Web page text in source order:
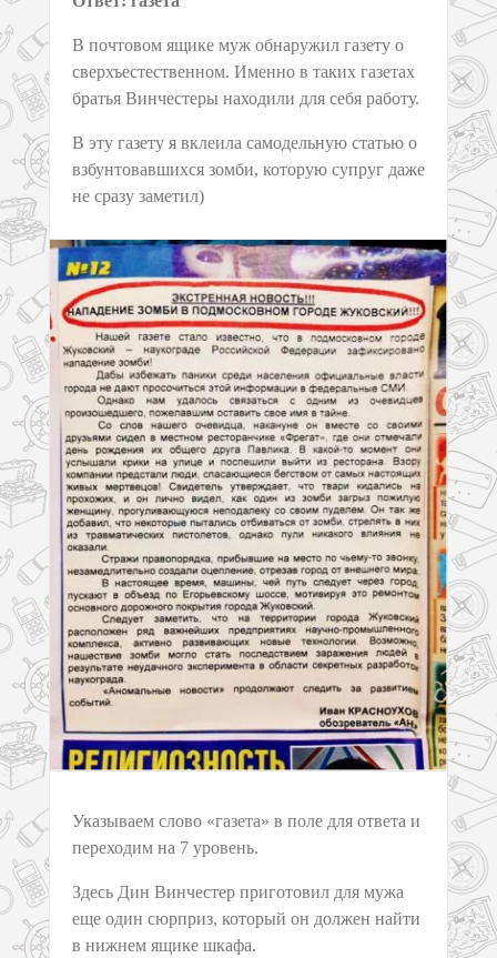
В почтовом ящике муж обнаружил газету о
сверхъестественном. Именно в таких газетах
братья Винчестеры находили для себя работу.
В эту газету я вклеила самодельную статью о
взбунтовавшихся зомби, которую супруг даже
не сразу заметил)
Указываем слово «газета» в поле для ответа и
переходим на 7 уровень.
Здесь Дин Винчестер приготовил для мужа
еще один сюрприз, который он должен найти
в нижнем ящике шкафа.